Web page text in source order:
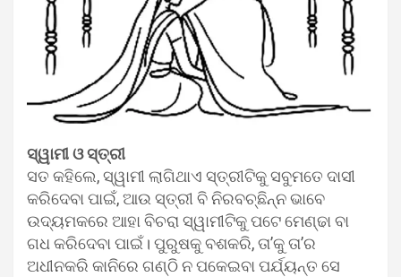
ସ୍ୱାମୀ ଓ ସ୍ତ୍ରୀ
ସତ କହିଲେ, ସ୍ୱାମୀ ଲାଗିଥାଏ ସ୍ତ୍ରୀଟିକୁ ସବୁମତେ ଦାସୀ
କରିଦେବା ପାଇଁ, ଆଉ ସ୍ତ୍ରୀ ବି ନିରବଚ୍ଛିନ୍ନ ଭାବେ
ଉଦ୍ୟମକରେ ଆହା ବିଚରା ସ୍ୱାମୀଟିକୁ ପଟେ ମେଣ୍ଢା ବା
ଗଧ କରିଦେବା ପାଇଁ। ପୁରୁଷକୁ ବଶକରି, ତା’କୁ ତା’ର
ଅଧୀନକରି କାନିରେ ଗଣ୍ଠି ନ ପକେଇବା ପର୍ଯ୍ୟନ୍ତ ସେ